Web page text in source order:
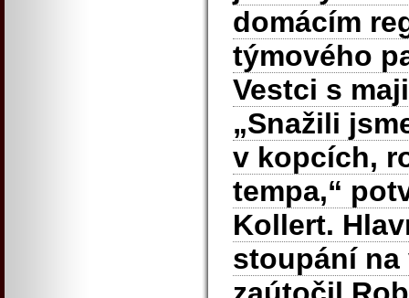
domácím
týmového
Vestci s
„Snažili
v kopcích,
tempa,“
Kollert.
stoupání na